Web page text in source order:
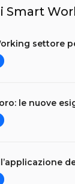
Smart
settore
le nuove